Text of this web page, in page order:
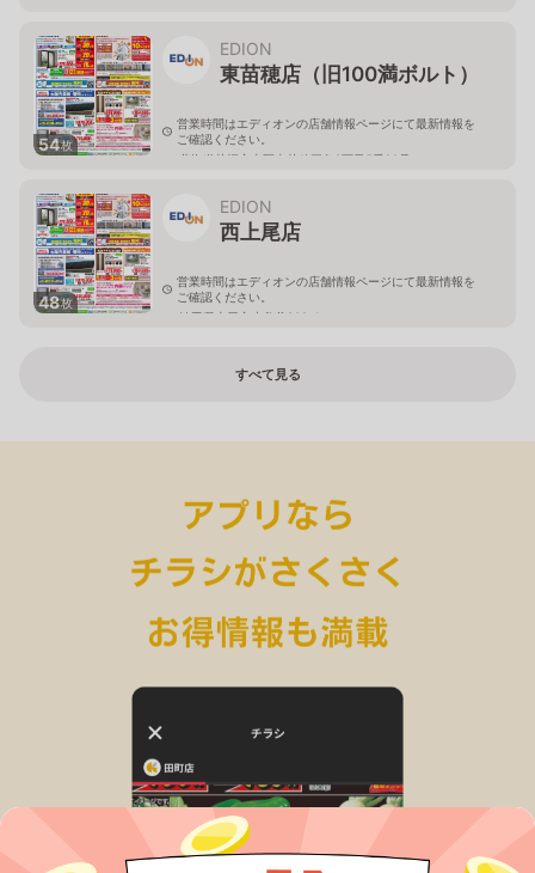
54枚
EDION
東苗穂店（旧100満ボルト）
営業時間はエディオンの店舗情報ページにて最新情報を
ご確認ください。
北海道札幌市東区東苗穂三条2丁目5番20号
48枚
EDION
西上尾店
営業時間はエディオンの店舗情報ページにて最新情報を
ご確認ください。
埼玉県上尾市小敷谷809-1
すべて見る